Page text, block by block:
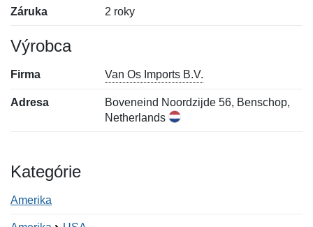
Záruka 2 roky
Výrobca
Firma Van Os Imports B.V.
Adresa
Boveneind Noordzijde 56, Benschop,
Netherlands
Kategórie
Amerika